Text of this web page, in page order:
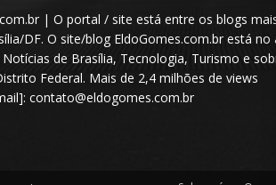
| O portal / site está entre os blogs
DF. O site/blog EldoGomes.com.br está no
Notícias de Brasília, Tecnologia, Turismo e
Federal. Mais de 2,4 milhões de views
contato@eldogomes.com.br